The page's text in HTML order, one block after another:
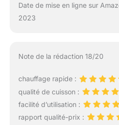
Date de mise en ligne sur
2023
Note de la rédaction 18/20
chauffage rapide :
qualité de cuisson :
facilité d’utilisation :
rapport qualité-prix :